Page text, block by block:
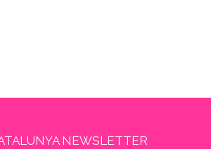
NEWSLETTER